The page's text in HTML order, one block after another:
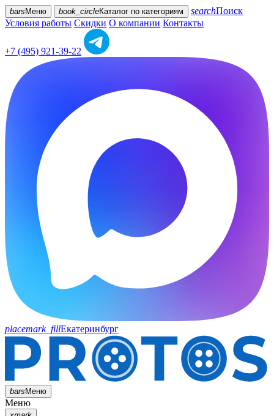
bars Меню book_circleКаталог по категориям searchПоиск
Условия работы Скидки О компании Контакты
+7 (495) 921-39-22
placemark_fillЕкатеринбург
barsМеню
Меню